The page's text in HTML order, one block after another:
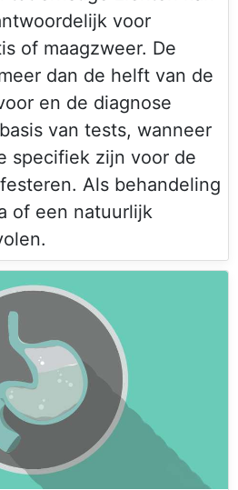
voor
of maagzweer. De
dan de helft van de
en de diagnose
van tests, wanneer
specifiek zijn voor de
Als behandeling
of een natuurlijk